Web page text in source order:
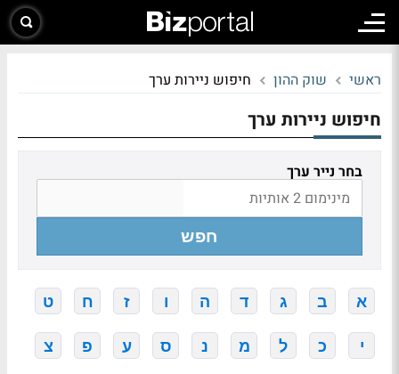
ראשי שוק ההון חיפוש ניירות ערך
חיפוש ניירות ערך
בחר נייר ערך
חפש
א ב ג ד ה ו ז ח ט
י כ ל מ נ ס ע פ צ